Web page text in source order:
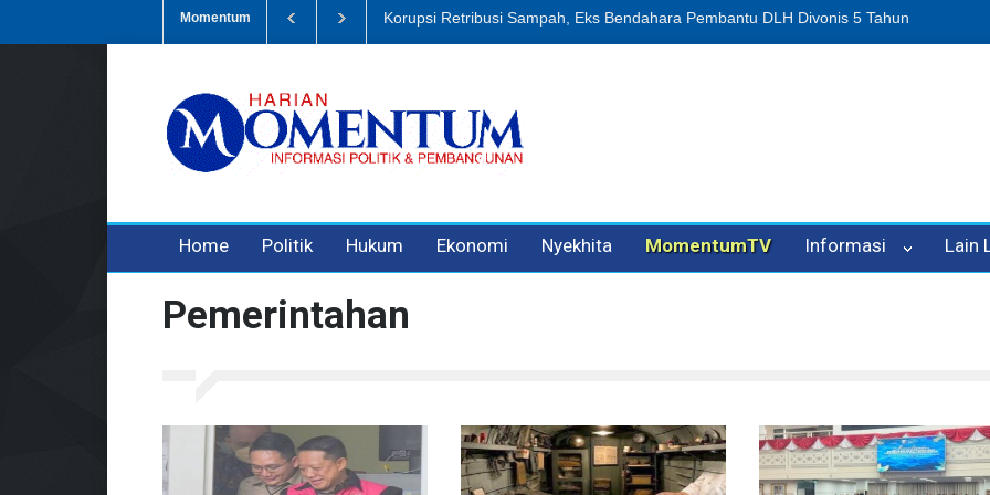
Momentum
Eks Bendahara Pembantu DLH Divonis 5 Tahun Dugaan Penipuan Oleh Oknum Kadis, Kuasa Hukum Pelapor Desak Polisi Tetapkan
Home Politik Hukum Ekonomi Nyekhita MomentumTV Informasi Lain
Pemerintahan